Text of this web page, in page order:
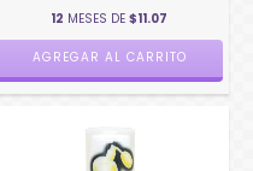
12 MESES DE $11.07